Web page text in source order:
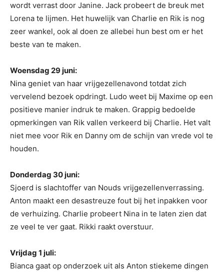
wordt verrast door Janine. Jack probeert de breuk met
Lorena te lijmen. Het huwelijk van Charlie en Rik is nog
zeer wankel, ook al doen ze allebei hun best om er het
beste van te maken.
Woensdag 29 juni:
Nina geniet van haar vrijgezellenavond totdat zich
vervelend bezoek opdringt. Ludo weet bij Maxime op een
positieve manier indruk te maken. Grappig bedoelde
opmerkingen van Rik vallen verkeerd bij Charlie. Het valt
niet mee voor Rik en Danny om de schijn van vrede vol te
houden.
Donderdag 30 juni:
Sjoerd is slachtoffer van Nouds vrijgezellenverrassing.
Anton maakt een desastreuze fout bij het inpakken voor
de verhuizing. Charlie probeert Nina in te laten zien dat
ze veel te ver gaat. Rikki raakt overstuur.
Vrijdag 1 juli:
Bianca gaat op onderzoek uit als Anton stiekeme dingen